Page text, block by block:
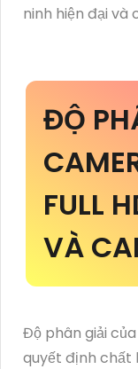
ninh hiện đại và
ĐỘ
FULL
VÀ
Độ phân giải
quyết định chất